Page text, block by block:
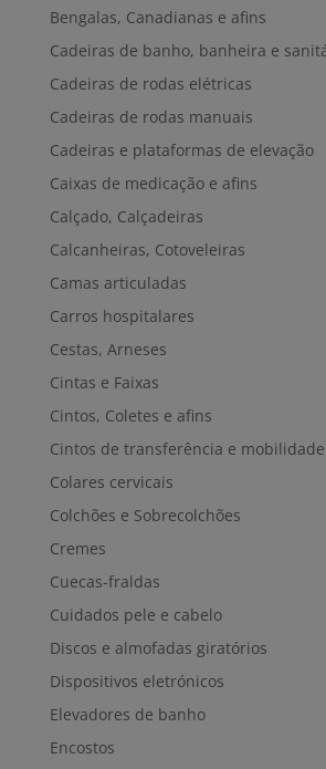
Bengalas, Canadianas e afins
Cadeiras de banho, banheira e
Cadeiras de rodas elétricas
Cadeiras de rodas manuais
Cadeiras e plataformas de elevação
Caixas de medicação e afins
Calçado, Calçadeiras
Calcanheiras, Cotoveleiras
Camas articuladas
Carros hospitalares
Cestas, Arneses
Cintas e Faixas
Cintos, Coletes e afins
Cintos de transferência e mobilidade
Colares cervicais
Colchões e Sobrecolchões
Cremes
Cuecas-fraldas
Cuidados pele e cabelo
Discos e almofadas giratórios
Dispositivos eletrónicos
Elevadores de banho
Encostos